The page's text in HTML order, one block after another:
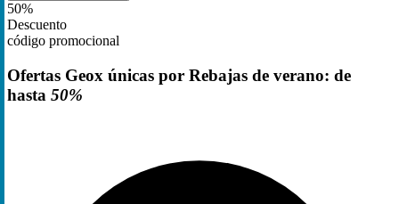
50%
Descuento
código promocional
Ofertas Geox únicas por Rebajas de verano: de
hasta 50%